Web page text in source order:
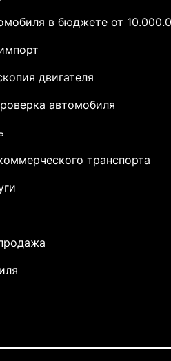
в бюджете от
двигателя
автомобиля
транспорта